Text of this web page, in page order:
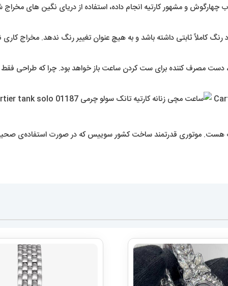
چهارگوش و مشهور کارتیه انجام داده، استفاده از دریای نگین های
رنگ کاملاً ثابتی داشته باشد و به هیچ عنوان تغییر رنگ ندهد. مخراج
مصرف کننده برای ست کردن ساعت باز خواهد بود. چرا که طراحی
هست. موتوری قدرتمند ساخت کشور سوییس که در صورت استفاده‌ی